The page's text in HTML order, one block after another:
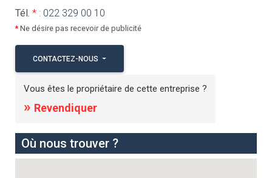
Tél. *: 022 329 00 10
*Ne désire pas recevoir de publicité
CONTACTEZ-NOUS
Vous êtes le propriétaire de cette entreprise ?
» Revendiquer
Où nous trouver ?